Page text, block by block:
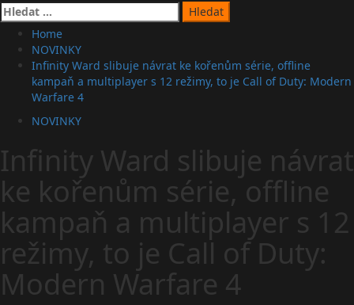
Vyhledávání
Home
NOVINKY
Infinity Ward slibuje návrat ke kořenům série, offline
kampaň a multiplayer s 12 režimy, to je Call of Duty: Modern
Warfare 4
NOVINKY
Infinity Ward slibuje návrat
ke kořenům série, offline
kampaň a multiplayer s 12
režimy, to je Call of Duty:
Modern Warfare 4